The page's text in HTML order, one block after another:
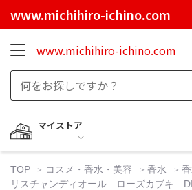
www.michihiro-ichino.com
www.michihiro-ichino.com
マイストア
TOP コスメ・香水・美容 香水
リスチャンディオール ローズカブキ